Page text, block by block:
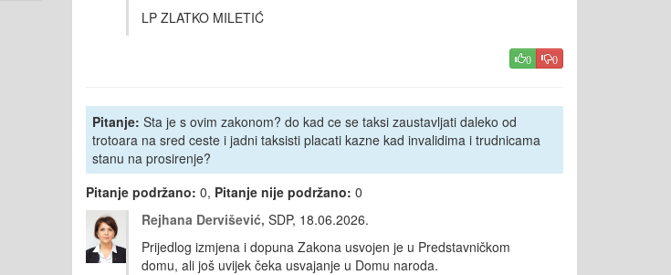
LP ZLATKO MILETIĆ
0 0
Pitanje: Sta je s ovim zakonom? do kad ce se taksi zaustavljati daleko od
trotoara na sred ceste i jadni taksisti placati kazne kad invalidima i trudnicama
stanu na prosirenje?
Pitanje podržano: 0, Pitanje nije podržano: 0
Rejhana Dervišević, SDP, 18.06.2026.
Prijedlog izmjena i dopuna Zakona usvojen je u Predstavničkom
domu, ali još uvijek čeka usvajanje u Domu naroda.